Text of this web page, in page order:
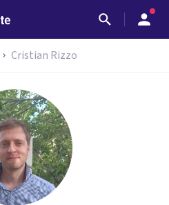
Cristian Rizzo